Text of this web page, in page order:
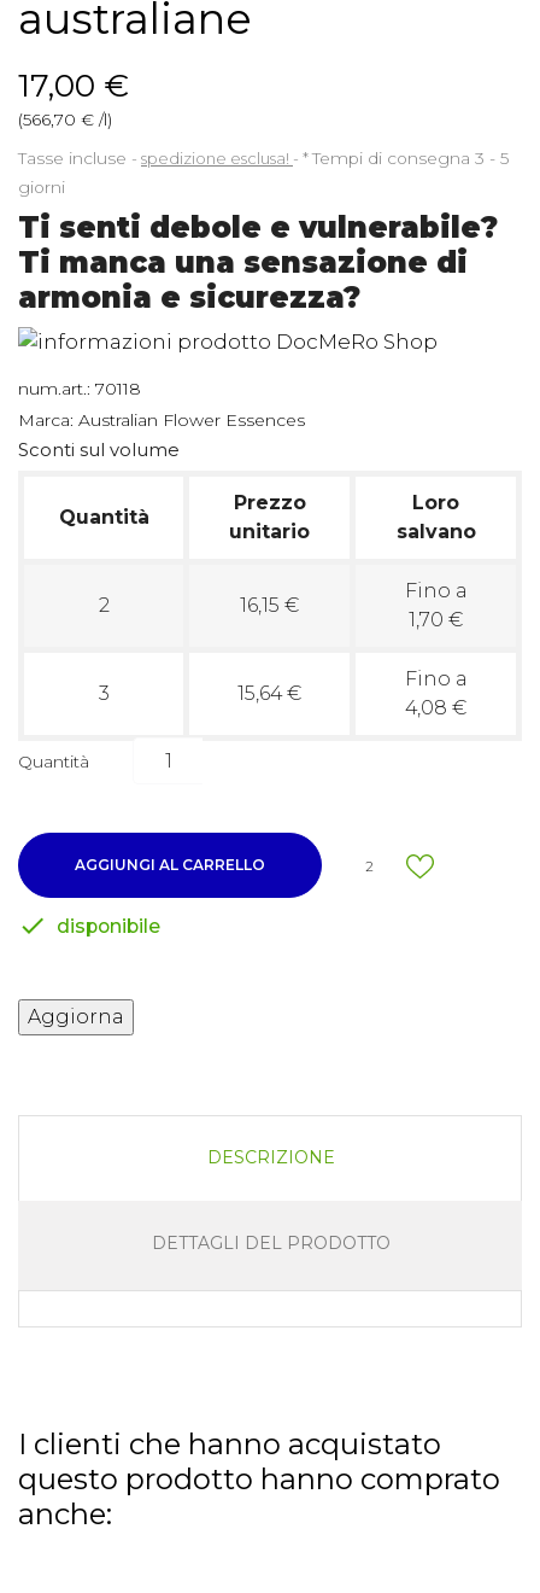
australiane
17,00 €
(566,70 € /l)
Tasse incluse
spedizione esclusa! *Tempi di consegna 3 - 5
giorni
Ti senti debole e vulnerabile?
Ti manca una sensazione di
armonia e sicurezza?
num.art.: 70118
Marca: Australian Flower Essences
Sconti sul volume
Quantità
Prezzo
unitario
Loro
salvano
2 16,15 €
Fino a
1,70 €
3 15,64 €
Fino a
4,08 €
Quantità
AGGIUNGI AL CARRELLO 2
 disponibile
DESCRIZIONE
DETTAGLI DEL PRODOTTO
I clienti che hanno acquistato
questo prodotto hanno comprato
anche: